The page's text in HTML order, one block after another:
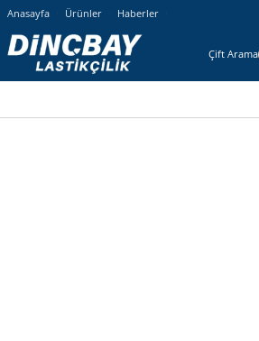
Anasayfa Ürünler Haberler
Çift Arama